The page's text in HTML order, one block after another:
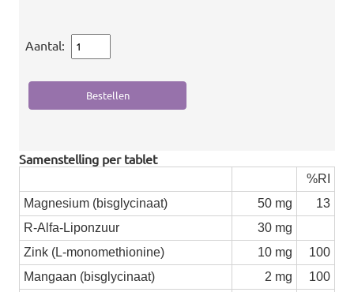
Aantal:
Samenstelling per tablet
%RI
Magnesium (bisglycinaat)
50 mg
13
R-Alfa-Liponzuur
30 mg
Zink (L-monomethionine)
10 mg
100
Mangaan (bisglycinaat)
2 mg
100